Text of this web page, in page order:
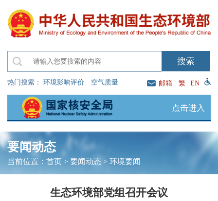
热门搜索： 环境影响评价 空气质量 邮箱 繁 EN
点击进入
要闻动态
当前位置： 首页> 要闻动态 > 环境要闻
生态环境部党组召开会议